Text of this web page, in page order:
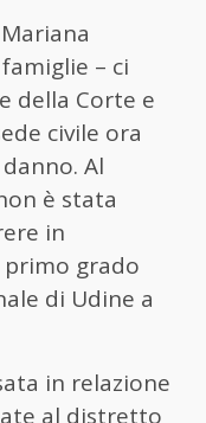
– ci
della Corte e
civile ora
Al
è stata
in
primo grado
di Udine a
in relazione
al distretto